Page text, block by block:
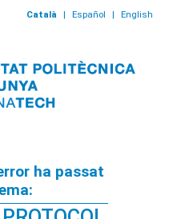
Català | Español | English
ha passat